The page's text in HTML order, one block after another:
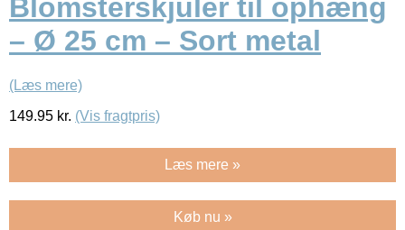
Blomsterskjuler til ophæng
– Ø 25 cm – Sort metal
(Læs mere)
149.95 kr. (Vis fragtpris)
Læs mere »
Køb nu »